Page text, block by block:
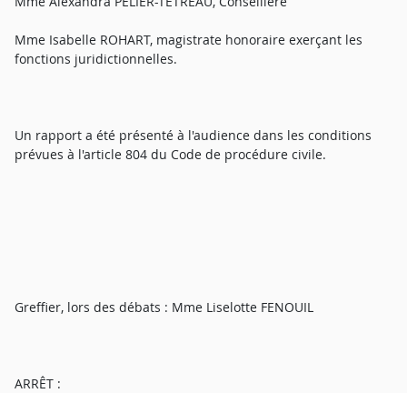
Mme Isabelle ROHART, magistrate honoraire exerçant les
fonctions juridictionnelles.
Un rapport a été présenté à l'audience dans les conditions
prévues à l'article 804 du Code de procédure civile.
Greffier, lors des débats : Mme Liselotte FENOUIL
ARRÊT :